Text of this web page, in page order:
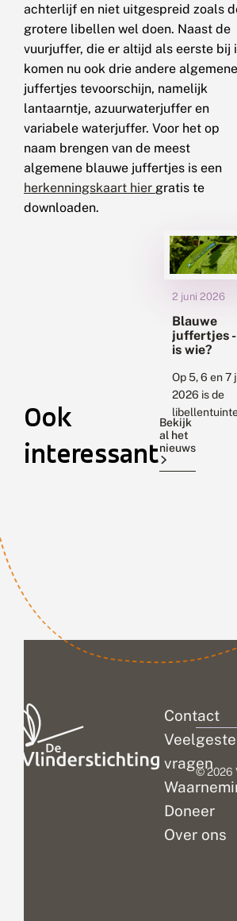
achterlijf en niet uitgespreid zoals
grotere libellen wel doen. Naast de
vuurjuffer, die er altijd als eerste bij
komen nu ook drie andere algemene
juffertjes tevoorschijn, namelijk
lantaarntje, azuurwaterjuffer en
variabele waterjuffer. Voor het op
naam brengen van de meest
algemene blauwe juffertjes is een
herkenningskaart hier gratis te
downloaden.
Ook
interessant
Bekijk
al het
nieuws
2 juni 2026
Blauwe
juffertjes
is wie?
Op 5, 6 en 7
2026 is de
Ga op zoek
de libellen in
Contact
vragen
Doneer
Over ons
© 2026